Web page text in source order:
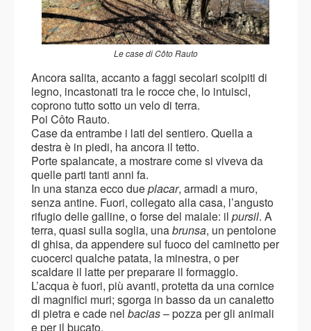
Le case di Côto Rauto
Ancora salita, accanto a faggi secolari scolpiti di
legno, incastonati tra le rocce che, lo intuisci,
coprono tutto sotto un velo di terra.
Poi Côto Rauto.
Case da entrambe i lati del sentiero. Quella a
destra è in piedi, ha ancora il tetto.
Porte spalancate, a mostrare come si viveva da
quelle parti tanti anni fa.
In una stanza ecco dueplacar, armadi a muro,
senza antine. Fuori, collegato alla casa, l’angusto
rifugio delle galline, o forse del maiale: il pursil. A
terra, quasi sulla soglia, unabrunsa, un pentolone
di ghisa, da appendere sul fuoco del caminetto per
cuocerci qualche patata, la minestra, o per
scaldare il latte per preparare il formaggio.
L’acqua è fuori, più avanti, protetta da una cornice
di magnifici muri; sgorga in basso da un canaletto
di pietra e cade nel bacias– pozza per gli animali
e per il bucato.